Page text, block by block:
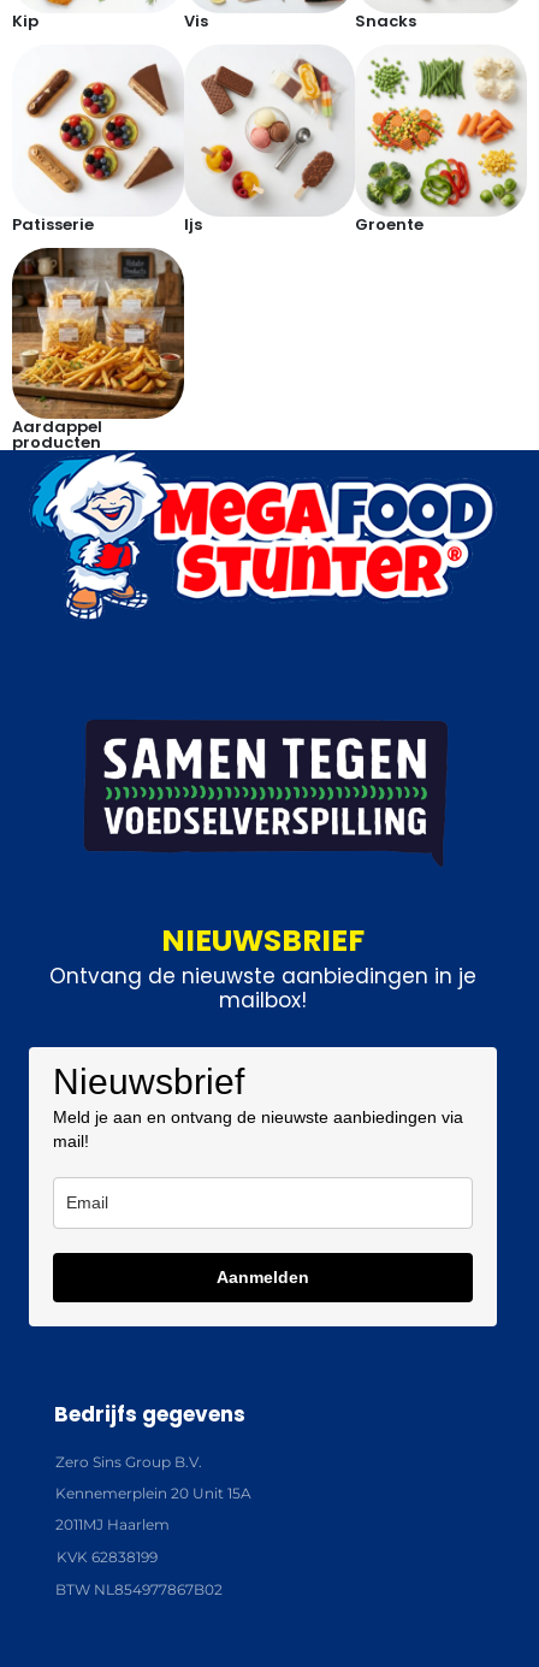
Kip Vis Snacks
Patisserie Ijs Groente
Aardappel
producten
NIEUWSBRIEF
Ontvang de nieuwste aanbiedingen in je
mailbox!
Nieuwsbrief
Meld je aan en ontvang de nieuwste aanbiedingen via
mail!
Aanmelden
Bedrijfs gegevens
Zero Sins Group B.V.
Kennemerplein 20 Unit 15A
2011MJ Haarlem
KVK 62838199
BTW NL854977867B02